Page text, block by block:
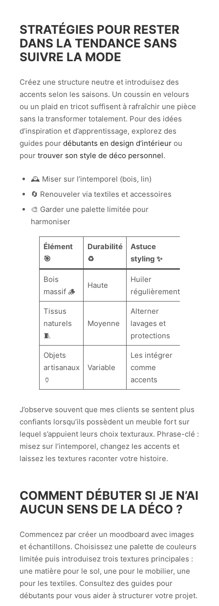
STRATÉGIES POUR RESTER
DANS LA TENDANCE SANS
SUIVRE LA MODE
Créez une structure neutre et introduisez des
accents selon les saisons. Un coussin en velours
ou un plaid en tricot suffisent à rafraîchir une pièce
sans la transformer totalement. Pour des idées
d’inspiration et d’apprentissage, explorez des
guides pour débutants en design d’intérieur ou
pour trouver son style de déco personnel.
🕰️ Miser sur l’intemporel (bois, lin)
🔄 Renouveler via textiles et accessoires
🎨 Garder une palette limitée pour
harmoniser
Élément
🎯
Durabilité
♻️
Astuce
styling ✨
Bois
massif 🪵
Haute
Huiler
régulièrement
Tissus
naturels
🧵
Moyenne
Alterner
lavages et
protections
Objets
artisanaux
🏺
Variable
Les intégrer
comme
accents
J’observe souvent que mes clients se sentent plus
confiants lorsqu’ils possèdent un meuble fort sur
lequel s’appuient leurs choix texturaux. Phrase-clé :
misez sur l’intemporel, changez les accents et
laissez les textures raconter votre histoire.
COMMENT DÉBUTER SI JE N’AI
AUCUN SENS DE LA DÉCO ?
Commencez par créer un moodboard avec images
et échantillons. Choisissez une palette de couleurs
limitée puis introduisez trois textures principales :
une matière pour le sol, une pour le mobilier, une
pour les textiles. Consultez des guides pour
débutants pour vous aider à structurer votre projet.